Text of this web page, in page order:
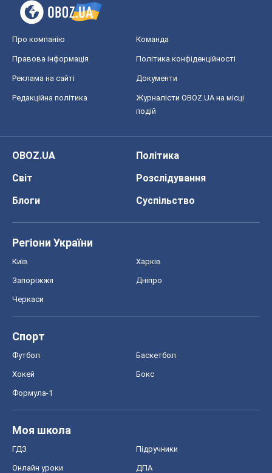
Про компанію Команда
Правова інформація Політика конфіденційності
Реклама на сайті Документи
Редакційна політика
Журналісти OBOZ.UA на місці
подій
OBOZ.UA
Політика
Світ
Розслідування
Блоги
Суспільство
Регіони України
Київ Харків
Запоріжжя Дніпро
Черкаси
Спорт
Футбол Баскетбол
Хокей Бокс
Формула-1
Моя школа
ГДЗ Підручники
Онлайн уроки ДПА